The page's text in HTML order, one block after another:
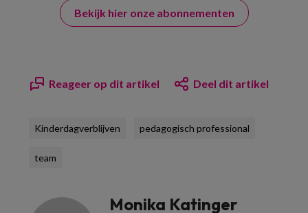
Bekijk hier onze abonnementen
Reageer op dit artikel Deel dit artikel
Kinderdagverblijven pedagogisch professional
team
Monika Katinger